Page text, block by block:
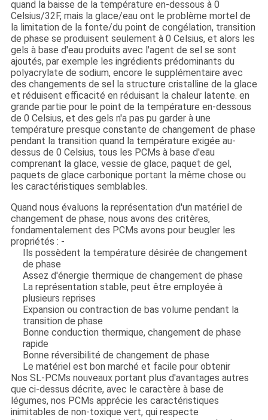
quand la baisse de la température en-dessous à 0
Celsius/32F, mais la glace/eau ont le problème mortel de
la limitation de la fonte/du point de congélation, transition
de phase se produisent seulement à 0 Celsius, et alors les
gels à base d'eau produits avec l'agent de sel se sont
ajoutés, par exemple les ingrédients prédominants du
polyacrylate de sodium, encore le supplémentaire avec
des changements de sel la structure cristalline de la glace
et réduisent efficacité en réduisant la chaleur latente. en
grande partie pour le point de la température en-dessous
de 0 Celsius, et des gels n'a pas pu garder à une
température presque constante de changement de phase
pendant la transition quand la température exigée au-
dessus de 0 Celsius, tous les PCMs à base d'eau
comprenant la glace, vessie de glace, paquet de gel,
paquets de glace carbonique portant la même chose ou
les caractéristiques semblables.
Quand nous évaluons la représentation d'un matériel de
changement de phase, nous avons des critères,
fondamentalement des PCMs avons pour beugler les
propriétés : -
Ils possèdent la température désirée de changement
de phase
Assez d'énergie thermique de changement de phase
La représentation stable, peut être employée à
plusieurs reprises
Expansion ou contraction de bas volume pendant la
transition de phase
Bonne conduction thermique, changement de phase
rapide
Bonne réversibilité de changement de phase
Le matériel est bon marché et facile pour obtenir
Nos SL-PCMs nouveaux portant plus d'avantages autres
que ci-dessus décrite, avec le caractère à base de
légumes, nos PCMs apprécie les caractéristiques
inimitables de non-toxique vert, qui respecte